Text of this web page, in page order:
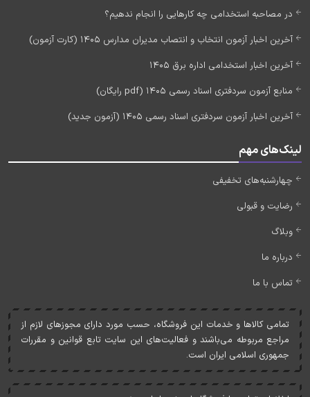
در مصاحبه استخدامی چه کارهایی را انجام ندهیم؟
آخرین اخبار آزمون انتخاب و انتصاب مدیران مدارس 1405 (کارت آزمون)
آخرین اخبار استخدامی اداره برق 1405
منابع آزمون سردفتری اسناد رسمی 1405 (pdf رایگان)
آخرین اخبار آزمون سردفتری اسناد رسمی 1405 (آزمون جدید)
لینک‌های مهم
چهارشنبه‌های تخفیفی
رضایت و قبولی
وبلاگ
درباره ما
تماس با ما
تمامی کالاها و خدمات اين فروشگاه، حسب مورد دارای مجوزهای لازم از
مراجع مربوطه می‌باشند و فعاليت‌های اين سايت تابع قوانين و مقررات
جمهوری اسلامی ايران است.